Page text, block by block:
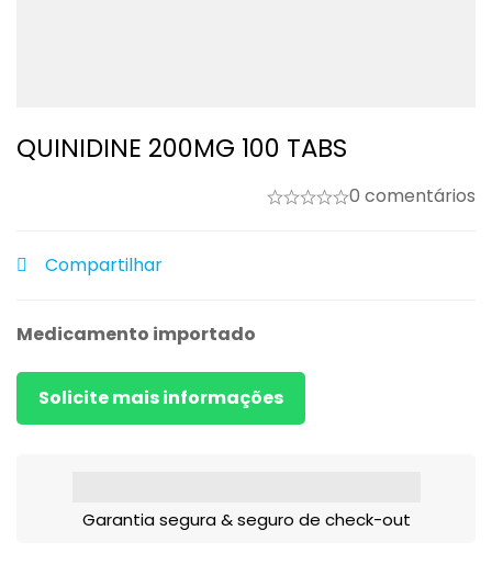
QUINIDINE 200MG 100 TABS
0 comentários
Compartilhar
Medicamento importado
Solicite mais informações
Garantia segura & seguro de check-out